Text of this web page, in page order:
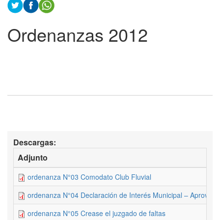
Ordenanzas 2012
Descargas:
Adjunto
ordenanza N°03 Comodato Club Fluvial
ordenanza N°04 Declaración de Interés Municipal –
ordenanza N°05 Crease el juzgado de faltas